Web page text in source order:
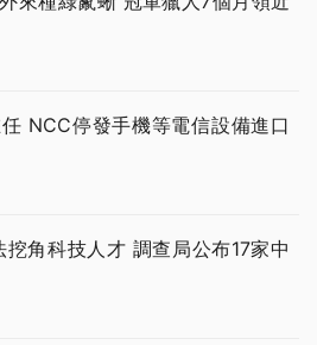
NCC停發手機等電信設備進口
角科技人才 調查局公布17家中